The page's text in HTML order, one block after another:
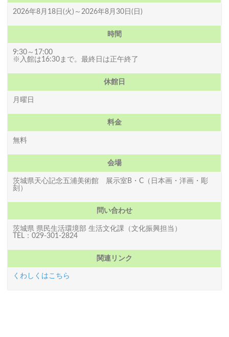
2026年8月18日(火)～2026年8月30日(日)
時間
9:30～17:00
※入館は16:30まで。最終日は正午終了
休館日
月曜日
料金
無料
会場
茨城県天心記念五浦美術館 展示室B・C（日本画・洋画・彫
刻）
問い合わせ
茨城県 県民生活環境部 生活文化課（文化振興担当）
TEL：029-301-2824
関連リンク
くわしくはこちら